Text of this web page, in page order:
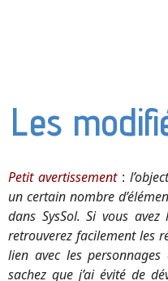
Les
Petit avertissement :
un certain nombre
dans SysSol. Si vous
retrouverez facilement les
lien avec les
sachez que j’ai évité de